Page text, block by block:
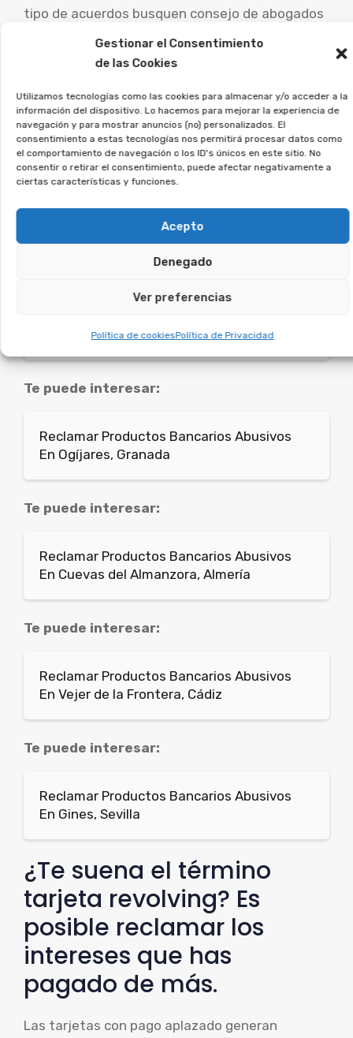
Gestionar el Consentimiento
de las Cookies
Utilizamos tecnologías como las cookies para almacenar y/o acceder a la
información del dispositivo. Lo hacemos para mejorar la experiencia de
navegación y para mostrar anuncios (no) personalizados. El
consentimiento a estas tecnologías nos permitirá procesar datos como
el comportamiento de navegación o los ID's únicos en este sitio. No
consentir o retirar el consentimiento, puede afectar negativamente a
ciertas características y funciones.
Acepto
Denegado
Ver preferencias
Política de cookiesPolítica de Privacidad
tipo de acuerdos busquen consejo de abogados
especialistas para analizar su caso particular y
estudiar las opciones legales.
La asociación Afeban
ayudamos a los afectados a
reclamar lo que les
corresponde.
sin compromiso, y analizaremos tu caso.
Te puede interesar:
En Carlota (La), Córdoba
Te puede interesar:
Reclamar Productos Bancarios Abusivos
En Ogíjares, Granada
Te puede interesar:
Reclamar Productos Bancarios Abusivos
En Cuevas del Almanzora, Almería
Te puede interesar:
Reclamar Productos Bancarios Abusivos
En Vejer de la Frontera, Cádiz
Te puede interesar:
Reclamar Productos Bancarios Abusivos
En Gines, Sevilla
¿Te suena el término
tarjeta revolving? Es
posible reclamar los
intereses que has
pagado de más.
Las tarjetas con pago aplazado generan